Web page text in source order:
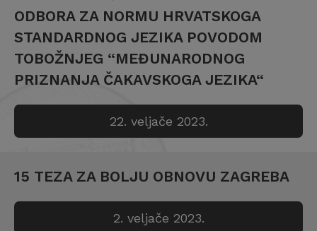
ODBORA ZA NORMU HRVATSKOGA
STANDARDNOG JEZIKA POVODOM
TOBOŽNJEG “MEĐUNARODNOG
PRIZNANJA ČAKAVSKOGA JEZIKA“
22. veljače 2023.
15 TEZA ZA BOLJU OBNOVU ZAGREBA
2. veljače 2023.